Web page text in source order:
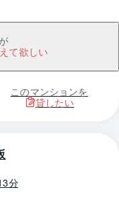
て欲しい
このマンションを
貸したい
分